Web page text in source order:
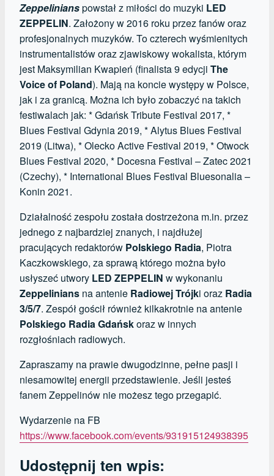
Zeppelinianspowstał z miłości do muzyki LED
ZEPPELIN. Założony w 2016 roku przez fanów oraz
profesjonalnych muzyków. To czterech wyśmienitych
instrumentalistów oraz zjawiskowy wokalista, którym
jest Maksymilian Kwapień (finalista 9 edycji The
Voice of Poland). Mają na koncie występy w Polsce,
jak i za granicą. Można ich było zobaczyć na takich
festiwalach jak: * Gdańsk Tribute Festival 2017, *
Blues Festival Gdynia 2019, * Alytus Blues Festival
2019 (Litwa), * Olecko Active Festival 2019, * Otwock
Blues Festival 2020, * Docesna Festival – Zatec 2021
(Czechy), * International Blues Festival Bluesonalia –
Konin 2021.
Działalność zespołu została dostrzeżona m.in. przez
jednego z najbardziej znanych, i najdłużej
pracujących redaktorów Polskiego Radia, Piotra
Kaczkowskiego, za sprawą którego można było
usłyszeć utwory LED ZEPPELIN w wykonaniu
Zeppelinians na antenie Radiowej Trójki oraz Radia
3/5/7. Zespół gościł również kilkakrotnie na antenie
Polskiego Radia Gdańskoraz w innych
rozgłośniach radiowych.
Zapraszamy na prawie dwugodzinne, pełne pasji i
niesamowitej energii przedstawienie. Jeśli jesteś
fanem Zeppelinów nie możesz tego przegapić.
Wydarzenie na FB
https://www.facebook.com/events/931915124938395
Udostępnij ten wpis: